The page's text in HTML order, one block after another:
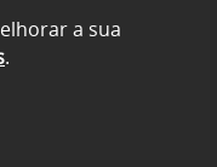
a sua
.